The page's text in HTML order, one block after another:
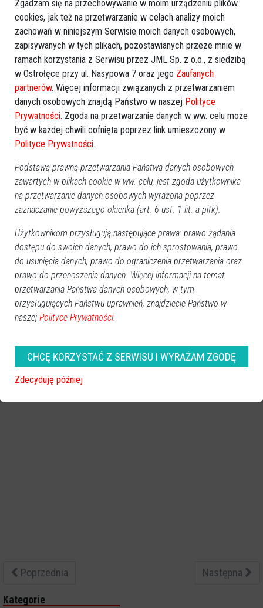
Ostrołęka
2026-02-15 08:00
Ostrołęka: Przedświąteczna zbiórka darów
dla schroniska w Kruszewie [ZDJĘCIA]
Ostrołęka
2014-12-26 12:27
Poprzednia Następna
Kategorie
Zgadzam się na przechowywanie w moim urządzeniu plików
cookies, jak też na przetwarzanie w celach analizy moich
zachowań w niniejszym Serwisie moich danych osobowych,
zapisywanych w tych plikach, pozostawianych przeze mnie w
ramach korzystania z Serwisu przez JML Sp. z o.o., z siedzibą
w Ostrołęce przy ul. Nasypowa 7 oraz jego Zaufanych
partnerów. Więcej informacji związanych z przetwarzaniem
danych osobowych znajdą Państwo w naszej Polityce
Prywatności. Zgoda na przetwarzanie danych w ww. celu może
być w każdej chwili cofnięta poprzez link umieszczony w
Polityce Prywatności.
Podstawą prawną przetwarzania Państwa danych osobowych
zawartych w plikach cookie w ww. celu, jest zgoda użytkownika
na przetwarzanie danych osobowych wyrażona poprzez
zaznaczanie powyższego okienka (art. 6 ust. 1 lit. a pltk).
Użytkownikom przysługują następujące prawa: prawo żądania
dostępu do swoich danych, prawo do ich sprostowania, prawo
do usunięcia danych, prawo do ograniczenia przetwarzania oraz
prawo do przenoszenia danych. Więcej informacji na temat
przetwarzania Państwa danych osobowych, w tym
przysługujących Państwu uprawnień, znajdziecie Państwo w
naszej Polityce Prywatności.
CHCĘ KORZYSTAĆ Z SERWISU I WYRAŻAM ZGODĘ
Zdecyduję później